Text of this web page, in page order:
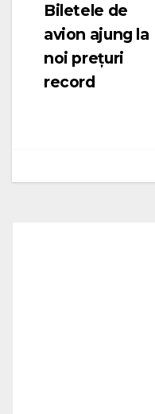
Biletele de
avion ajung la
noi prețuri
record